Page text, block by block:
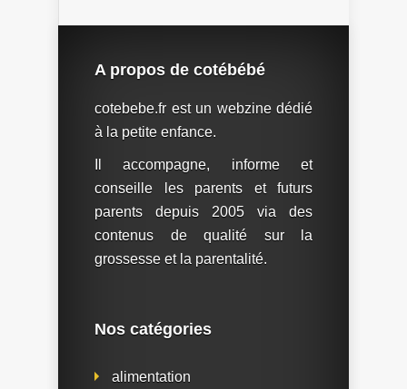
A propos de cotébébé
cotebebe.fr est un webzine dédié
à la petite enfance.
Il accompagne, informe et
conseille les parents et futurs
parents depuis 2005 via des
contenus de qualité sur la
grossesse et la parentalité.
Nos catégories
alimentation